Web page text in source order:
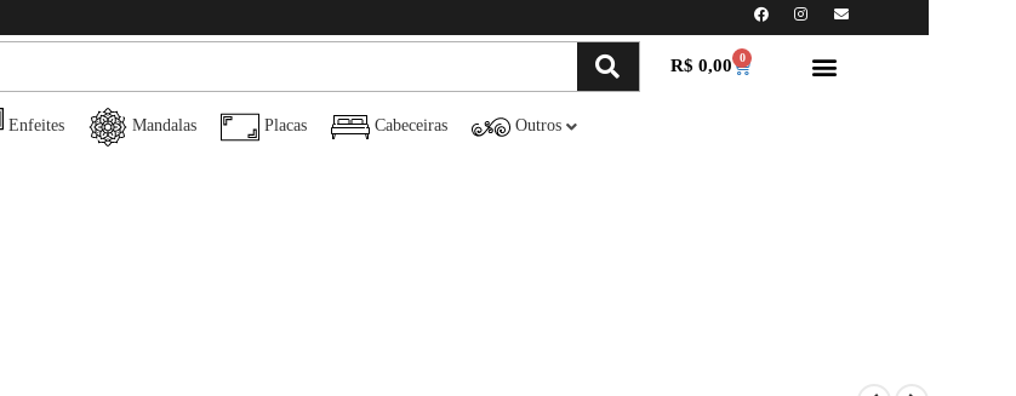
R$ 0,00 0
Enfeites Mandalas Placas Cabeceiras Outros